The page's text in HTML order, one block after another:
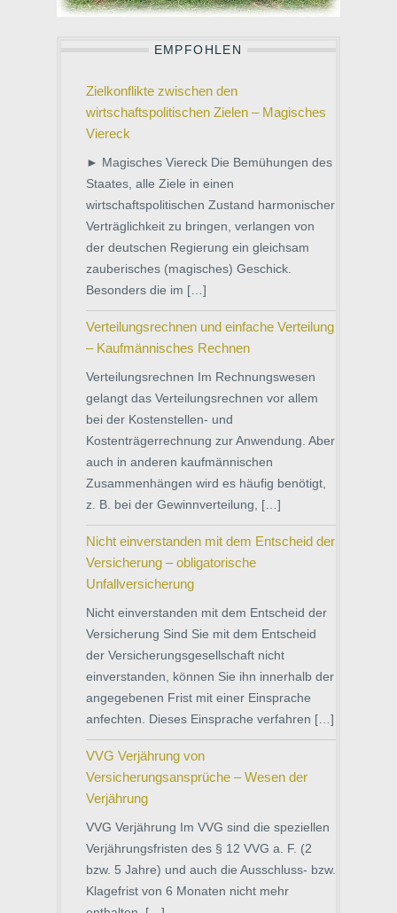
EMPFOHLEN
Zielkonflikte zwischen den
wirtschaftspolitischen Zielen – Magisches
Viereck
► Magisches Viereck Die Bemühungen des
Staates, alle Ziele in einen
wirtschaftspolitischen Zustand harmonischer
Verträglichkeit zu bringen, verlangen von
der deutschen Regierung ein gleichsam
zauberisches (magisches) Geschick.
Besonders die im […]
Verteilungsrechnen und einfache Verteilung
– Kaufmännisches Rechnen
Verteilungsrechnen Im Rechnungswesen
gelangt das Verteilungsrechnen vor allem
bei der Kostenstellen- und
Kostenträgerrechnung zur Anwendung. Aber
auch in anderen kaufmännischen
Zusammenhängen wird es häufig benötigt,
z. B. bei der Gewinnverteilung, […]
Nicht einverstanden mit dem Entscheid der
Versicherung – obligatorische
Unfallversicherung
Nicht einverstanden mit dem Entscheid der
Versicherung Sind Sie mit dem Entscheid
der Versicherungsgesellschaft nicht
einverstanden, können Sie ihn innerhalb der
angegebenen Frist mit einer Einsprache
anfechten. Dieses Einsprache verfahren […]
VVG Verjährung von
Versicherungsansprüche – Wesen der
Verjährung
VVG Verjährung Im VVG sind die speziellen
Verjährungsfristen des § 12 VVG a. F. (2
bzw. 5 Jahre) und auch die Ausschluss- bzw.
Klagefrist von 6 Monaten nicht mehr